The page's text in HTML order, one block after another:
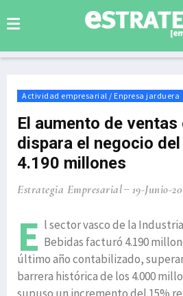
Actividad empresarial / Enpresa jarduera
El aumento de ventas
dispara el negocio
4.190 millones
Estrategia Empresarial 19-Junio-
E l sector vasco de la
Bebidas facturó 4.190
último año contabilizado,
barrera histórica de los 4.000